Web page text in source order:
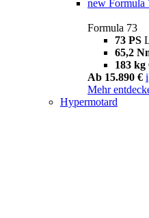
new Formula
Formula 73
73 PS
65,2
183 kg
Ab 15.890 € i
Mehr
Hypermotard